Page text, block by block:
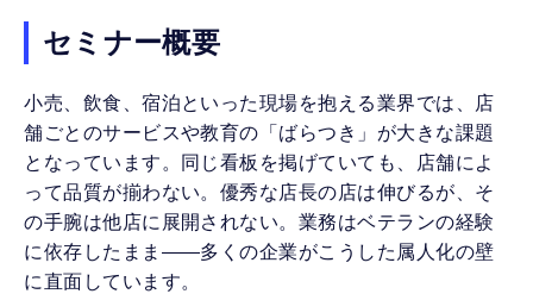
セミナー概要
小売、飲食、宿泊といった現場を抱える業界では、店
舗ごとのサービスや教育の「ばらつき」が大きな課題
となっています。同じ看板を掲げていても、店舗によ
って品質が揃わない。優秀な店長の店は伸びるが、そ
の手腕は他店に展開されない。業務はベテランの経験
に依存したまま——多くの企業がこうした属人化の壁
に直面しています。